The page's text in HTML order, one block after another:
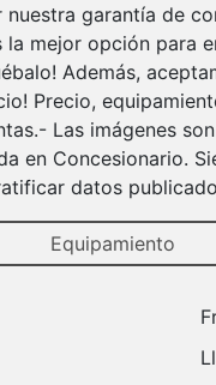
garantía de
mejor opción para
Además,
Precio,
Las imágenes
en Concesionario.
datos
Equipamiento